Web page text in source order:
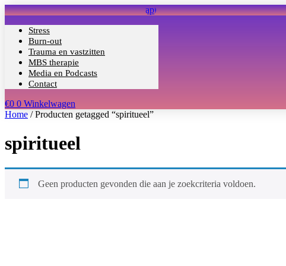
Ga
inhoud
Stress
Burn-out
Trauma en vastzitten
MBS therapie
Media en Podcasts
Contact
€0 0 Winkelwagen
Home / Producten getagged “spiritueel”
spiritueel
Geen producten gevonden die aan je zoekcriteria voldoen.